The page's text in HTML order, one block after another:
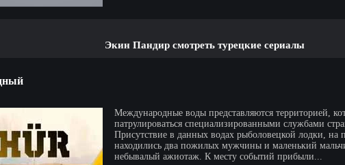
Экин Пандир смотреть турецкие сериалы
Международные воды представляются территорией,
патрулироваться специализированными службами
Присутствие в данных водах рыболовецкой лодки, на
находились два пожилых мужчины и маленький
небывалый ажиотаж. К месту событий прибыли...